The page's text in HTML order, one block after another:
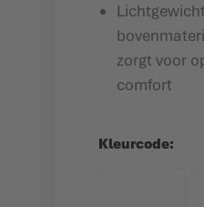
zorgt voor
comfort
Kleurcode